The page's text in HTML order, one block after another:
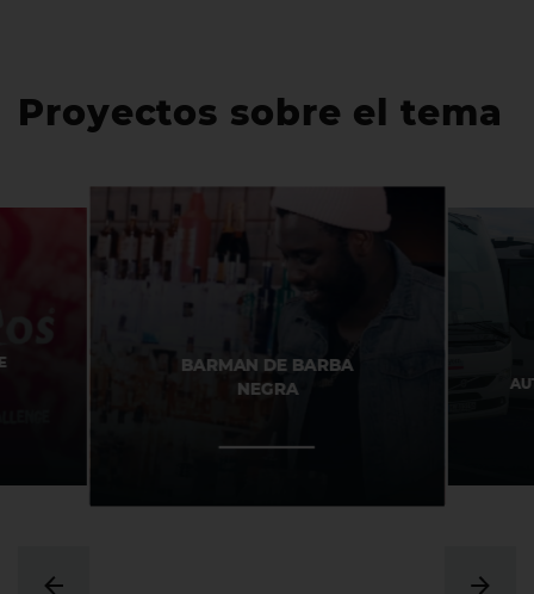
Proyectos sobre el tema
BARMAN DE BARBA
NEGRA